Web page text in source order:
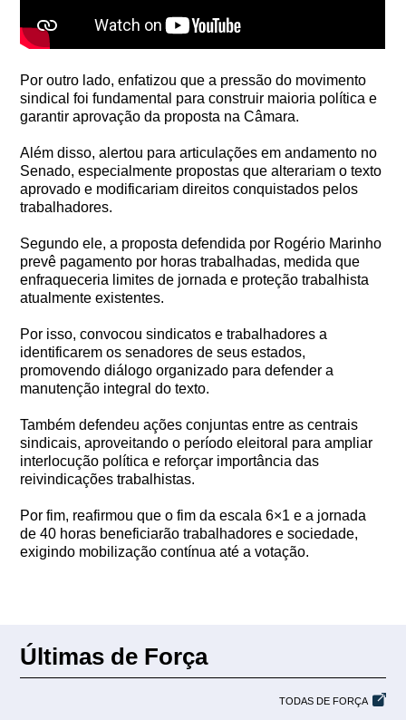
Por outro lado, enfatizou que a pressão do movimento
sindical foi fundamental para construir maioria política e
garantir aprovação da proposta na Câmara.
Além disso, alertou para articulações em andamento no
Senado, especialmente propostas que alterariam o texto
aprovado e modificariam direitos conquistados pelos
trabalhadores.
Segundo ele, a proposta defendida por Rogério Marinho
prevê pagamento por horas trabalhadas, medida que
enfraqueceria limites de jornada e proteção trabalhista
atualmente existentes.
Por isso, convocou sindicatos e trabalhadores a
identificarem os senadores de seus estados,
promovendo diálogo organizado para defender a
manutenção integral do texto.
Também defendeu ações conjuntas entre as centrais
sindicais, aproveitando o período eleitoral para ampliar
interlocução política e reforçar importância das
reivindicações trabalhistas.
Por fim, reafirmou que o fim da escala 6×1 e a jornada
de 40 horas beneficiarão trabalhadores e sociedade,
exigindo mobilização contínua até a votação.
Últimas de Força
TODAS DE FORÇA